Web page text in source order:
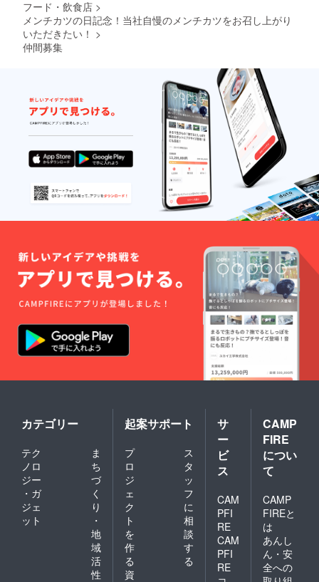
フード・飲食店 >
メンチカツの日記念！当社自慢のメンチカツをお召し上がり
いただきたい！ >
仲間募集
カテゴリー
テク
ノロ
ジー
・ガ
ジェ
ット
ま
ち
づ
く
り
・
地
域
活
性
起案サポート
プ
ロ
ジ
ェ
ク
ト
を
作
る
ス
タ
ッ
フ
に
相
談
す
る
資
サ
ー
ビ
ス
CAM
PFI
RE
CAM
PFI
RE
CAMP
FIRE
につい
て
CAMP
FIREと
は
あんし
ん・安
全への